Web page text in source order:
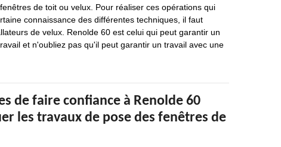
de toit ou velux. Pour réaliser ces opérations qui
connaissance des différentes techniques, il faut
de velux. Renolde 60 est celui qui peut garantir un
et n'oubliez pas qu'il peut garantir un travail avec une
de faire confiance à Renolde 60
les travaux de pose des fenêtres de